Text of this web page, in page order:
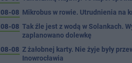
08-08 Mikrobus w rowie. Utrudnienia na
08-08 Tak źle jest z wodą w Solankach.
zaplanowano dolewkę
08-08 Z żałobnej karty. Nie żyje były
Inowrocławia